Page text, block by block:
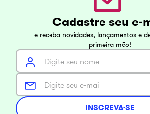
Cadastre seu e-
e receba novidades, lançamentos e
primeira mão!
INSCREVA-SE